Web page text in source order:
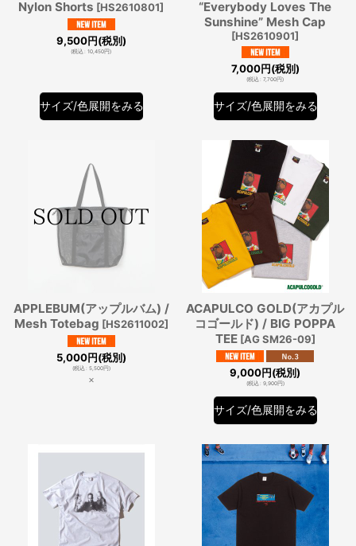
Nylon Shorts [HS2610801]
9,500円(税別)
(税込: 10,450円)
サイズ/色展開をみる
“Everybody Loves The
Sunshine” Mesh Cap
[HS2610901]
7,000円(税別)
(税込: 7,700円)
サイズ/色展開をみる
APPLEBUM(アップルバム) /
Mesh Totebag [HS2611002]
5,000円(税別)
(税込: 5,500円)
×
ACAPULCO GOLD(アカプル
コゴールド) / BIG POPPA
TEE [AG SM26-09]
9,000円(税別)
(税込: 9,900円)
サイズ/色展開をみる